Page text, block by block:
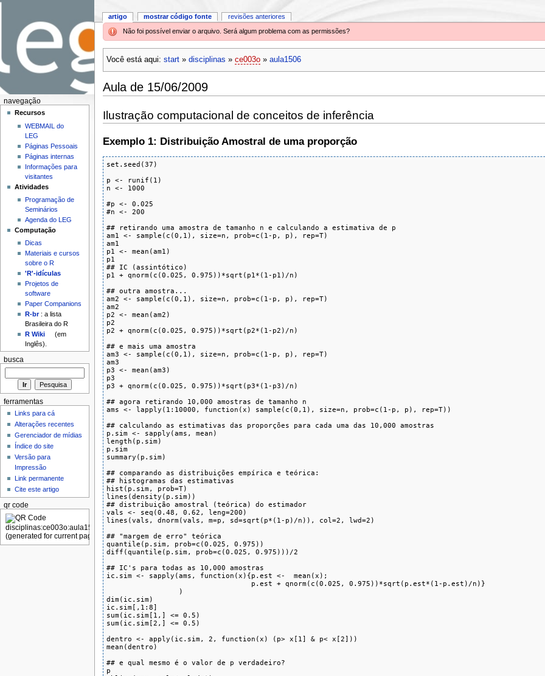
Não foi possível enviar o arquivo. Será algum problema com as permissões?
Você está aqui: start» disciplinas » ce003o» aula1506
Aula de 15/06/2009
Ilustração computacional de conceitos de inferência
Exemplo 1: Distribuição Amostral de uma proporção
set.seed(37)
p <- runif(1)
n <- 1000
#p <- 0.025
#n <- 200
## retirando uma amostra de tamanho n e calculando a estimativa de p
am1 <- sample(c(0,1), size=n, prob=c(1-p, p), rep=T)
am1
p1 <- mean(am1)
p1
## IC (assintótico)
p1 + qnorm(c(0.025, 0.975))*sqrt(p1*(1-p1)/n)
## outra amostra...
am2 <- sample(c(0,1), size=n, prob=c(1-p, p), rep=T)
am2
p2 <- mean(am2)
p2
p2 + qnorm(c(0.025, 0.975))*sqrt(p2*(1-p2)/n)
## e mais uma amostra
am3 <- sample(c(0,1), size=n, prob=c(1-p, p), rep=T)
am3
p3 <- mean(am3)
p3
p3 + qnorm(c(0.025, 0.975))*sqrt(p3*(1-p3)/n)
## agora retirando 10,000 amostras de tamanho n
ams <- lapply(1:10000, function(x) sample(c(0,1), size=n, prob=c(1-p, p), rep=T))
## calculando as estimativas das proporções para cada uma das 10,000 amostras
p.sim <- sapply(ams, mean)
length(p.sim)
p.sim
summary(p.sim)
## comparando as distribuições empírica e teórica:
## histogramas das estimativas
hist(p.sim, prob=T)
lines(density(p.sim))
## distribuição amostral (teórica) do estimador
vals <- seq(0.48, 0.62, leng=200)
lines(vals, dnorm(vals, m=p, sd=sqrt(p*(1-p)/n)), col=2, lwd=2)
## "margem de erro" teórica
quantile(p.sim, prob=c(0.025, 0.975))
diff(quantile(p.sim, prob=c(0.025, 0.975)))/2
## IC's para todas as 10,000 amostras
ic.sim <- sapply(ams, function(x){p.est <-  mean(x);
                                  p.est + qnorm(c(0.025, 0.975))*sqrt(p.est*(1-p.est)/n)}
                 )
dim(ic.sim)
ic.sim[,1:8]
sum(ic.sim[1,] <= 0.5)
sum(ic.sim[2,] <= 0.5)
dentro <- apply(ic.sim, 2, function(x) (p> x[1] & p< x[2]))
mean(dentro)
## e qual mesmo é o valor de p verdadeiro?
p
artigo mostrar código fonte revisões anteriores
navegação
Recursos
WEBMAIL do
LEG
Páginas Pessoais
Páginas internas
Informações para
visitantes
Atividades
Programação de
Seminários
Agenda do LEG
Computação
Dicas
Materiais e cursos
sobre o R
'R'-idículas
Projetos de
software
Paper Companions
R-br: a lista
Brasileira do R
R Wiki
(em
Inglês).
busca
ferramentas
Links para cá
Alterações recentes
Gerenciador de mídias
Índice do site
Versão para
Impressão
Link permanente
Cite este artigo
qr code